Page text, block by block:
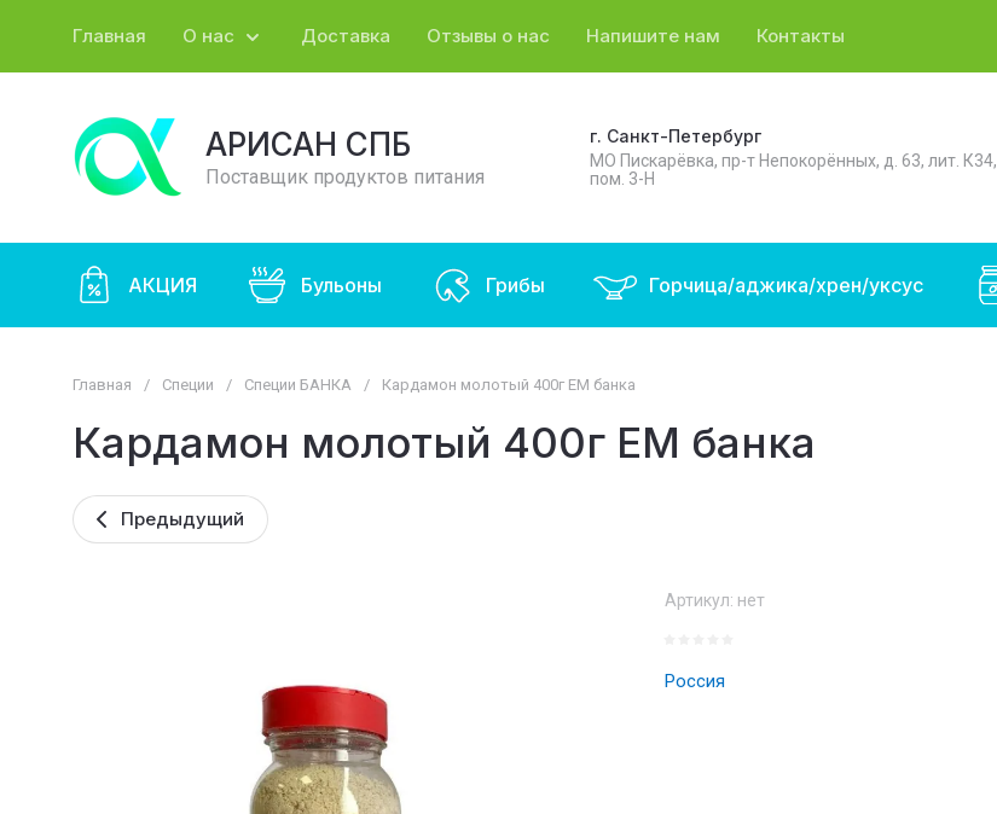
Главная О нас Доставка Отзывы о нас Напишите нам Контакты
АРИСАН СПБ
Поставщик продуктов питания
г. Санкт-Петербург
МО Пискарёвка, пр-т Непокорённых, д. 63, лит. К34,
пом. 3-Н
АКЦИЯ Бульоны Грибы Горчица/аджика/хрен/уксус
Главная / Специи / Специи БАНКА / Кардамон молотый 400г ЕМ банка
Кардамон молотый 400г ЕМ банка
Предыдущий
Артикул: нет
Россия